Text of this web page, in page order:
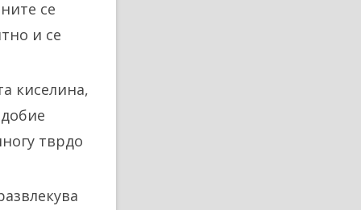
се
и се
киселина,
тврдо